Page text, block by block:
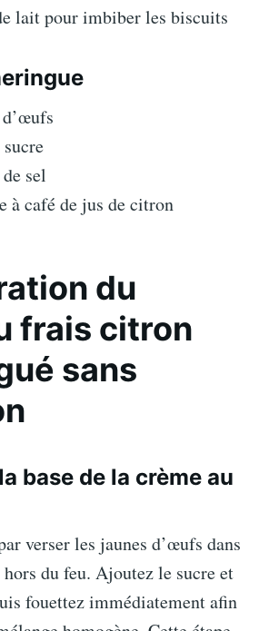
lait pour imbiber les biscuits
sucre
sel
à café de jus de citron
du
frais citron
sans
base de la crème au
verser les jaunes d’œufs dans
hors du feu. Ajoutez le sucre et
fouettez immédiatement afin